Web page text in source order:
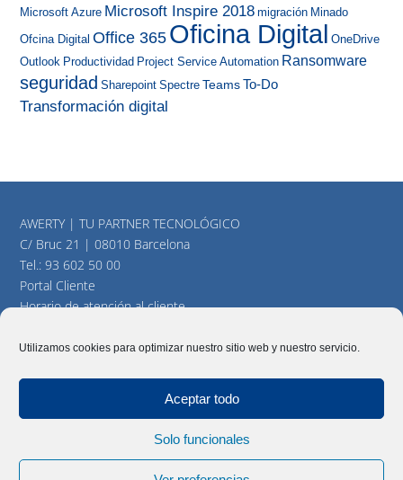
Utilizamos cookies para optimizar nuestro sitio web y nuestro servicio.
Aceptar todo
Solo funcionales
Microsoft Azure Microsoft Inspire 2018 migración Minado
Ofcina Digital Office 365 Oficina Digital OneDrive
Outlook Productividad Project Service Automation Ransomware
seguridad Sharepoint Spectre Teams To-Do
Transformación digital
AWERTY | TU PARTNER TECNOLÓGICO
C/ Bruc 21 | 08010 Barcelona
Tel.:93 602 50 00
Portal Cliente
Horario de atención al cliente
AWERTY Servicios Informáticos, S.L. Todos los derechos